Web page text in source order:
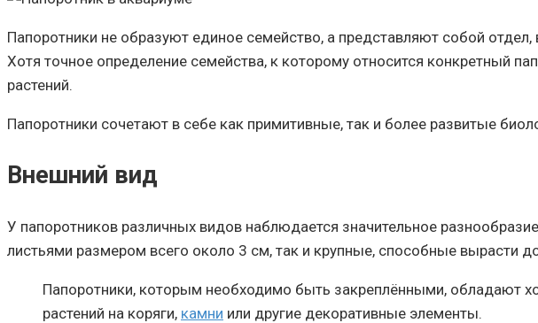
Папоротники не образуют единое семейство, а представляют собой
Хотя точное определение семейства, к которому относится конкретный
растений.
Папоротники сочетают в себе как примитивные, так и более развитые
Внешний вид
У папоротников различных видов наблюдается значительное
листьями размером всего около 3 см, так и крупные, способные вырасти
Папоротники, которым необходимо быть закреплёнными, обладают
растений на коряги, камни или другие декоративные элементы.